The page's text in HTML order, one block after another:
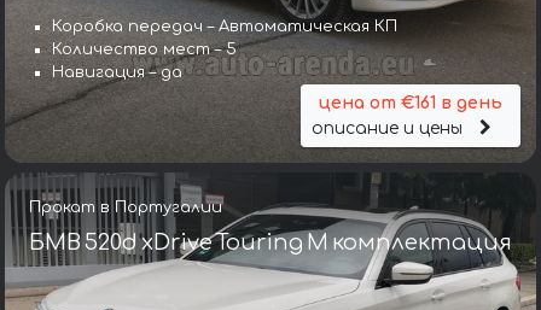
Коробка передач – Автоматическая КП
Количество мест – 5
Навигация – да
цена от €161 в день
описание и цены
Прокат в Португалии
БМВ 520d xDrive Touring M комплектация